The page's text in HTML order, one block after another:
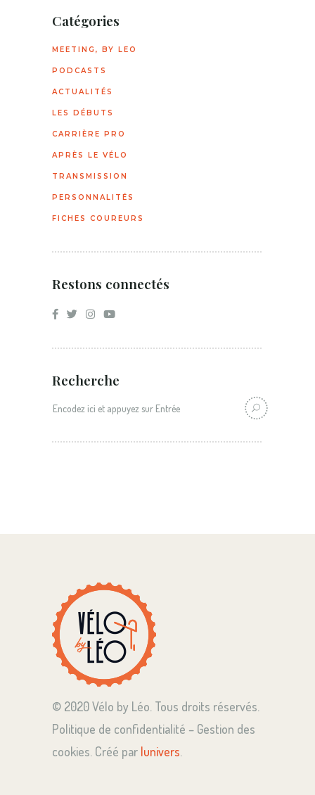
Catégories
MEETING, BY LEO
PODCASTS
ACTUALITÉS
LES DÉBUTS
CARRIÈRE PRO
APRÈS LE VÉLO
TRANSMISSION
PERSONNALITÉS
FICHES COUREURS
Restons connectés
Recherche
© 2020 Vélo by Léo. Tous droits réservés.
Politique de confidentialité – Gestion des
cookies. Créé par lunivers.